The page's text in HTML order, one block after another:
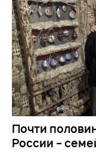
Почти
России –